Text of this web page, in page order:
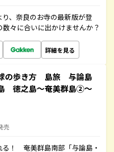
、奈良のお寺の最新版が登
々に合いに出かけませんか？
詳細を見る
の歩き方 島旅 与論島
徳之島～奄美群島②～
売
る！ 奄美群島南部「与論島・